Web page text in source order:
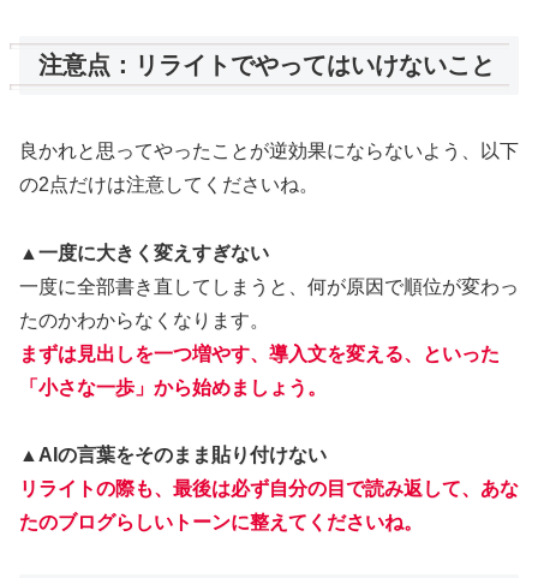
注意点：リライトでやってはいけないこと
良かれと思ってやったことが逆効果にならないよう、以下
の2点だけは注意してくださいね。
▲一度に大きく変えすぎない
一度に全部書き直してしまうと、何が原因で順位が変わっ
たのかわからなくなります。
まずは見出しを一つ増やす、導入文を変える、といった
「小さな一歩」から始めましょう。
▲AIの言葉をそのまま貼り付けない
リライトの際も、最後は必ず自分の目で読み返して、あな
たのブログらしいトーンに整えてくださいね。